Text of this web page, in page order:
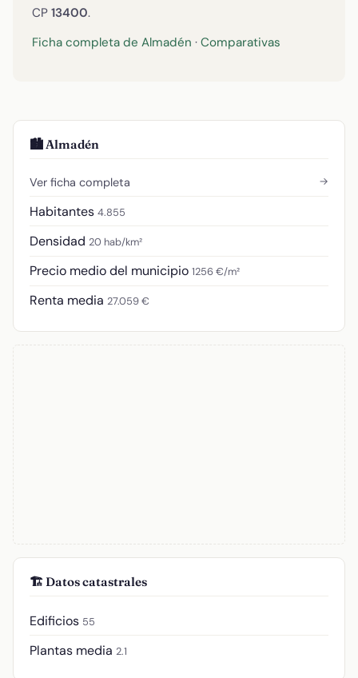
CP 13400.
Ficha completa de Almadén · Comparativas
🏙️ Almadén
Ver ficha completa →
Habitantes 4.855
Densidad 20 hab/km²
Precio medio del municipio 1256 €/m²
Renta media 27.059 €
🏗️ Datos catastrales
Edificios 55
Plantas media 2.1